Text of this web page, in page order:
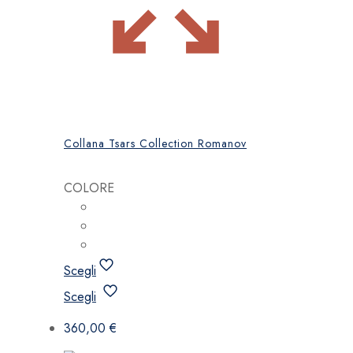
Collana Tsars Collection Romanov
COLORE
Scegli
Scegli Questo
ha
360,00€